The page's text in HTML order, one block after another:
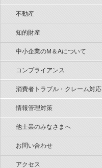
不動産
知的財産
中小企業のM＆Aについて
コンプライアンス
消費者トラブル・クレーム対応
情報管理対策
他士業のみなさまへ
お問い合わせ
アクセス